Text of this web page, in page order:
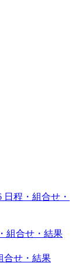
程・組合せ・
組合せ・結果
合せ・結果